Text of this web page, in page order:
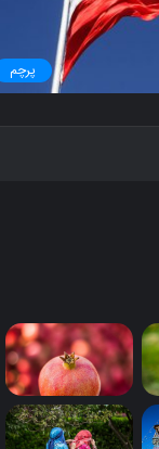
پرچم
۱۱ آذر ۱۳۹۶
کنار گنبد